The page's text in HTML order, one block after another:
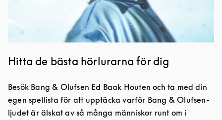
Hitta de bästa hörlurarna för dig
Besök Bang & Olufsen Ed Baak Houten och ta med din
egen spellista för att upptäcka varför Bang & Olufsen-
ljudet är älskat av så många människor runt om i